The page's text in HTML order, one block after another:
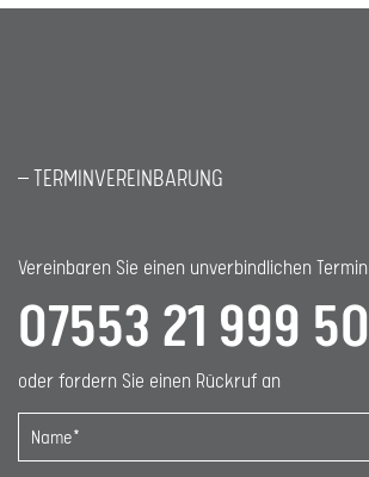
TERMINVEREINBARUNG
Vereinbaren Sie einen unverbindlichen Termin
07553 21 999 50
oder fordern Sie einen Rückruf an